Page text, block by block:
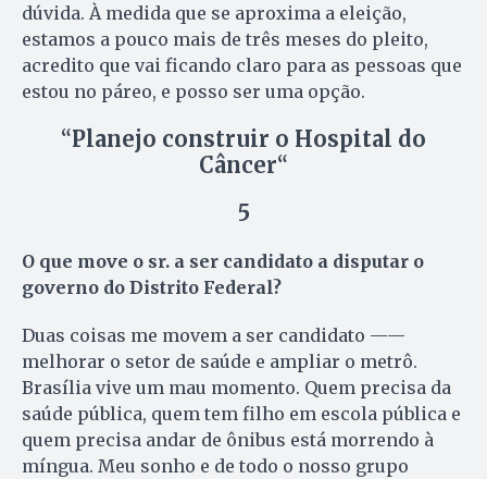
dúvida. À medida que se aproxima a eleição,
estamos a pouco mais de três meses do pleito,
acredito que vai ficando claro para as pessoas que
estou no páreo, e posso ser uma opção.
“Planejo construir o Hospital do
Câncer“
5
O que move o sr. a ser candidato a disputar o
governo do Distrito Federal?
Duas coisas me movem a ser candidato ——
melhorar o setor de saúde e ampliar o metrô.
Brasília vive um mau momento. Quem precisa da
saúde pública, quem tem filho em escola pública e
quem precisa andar de ônibus está morrendo à
míngua. Meu sonho e de todo o nosso grupo